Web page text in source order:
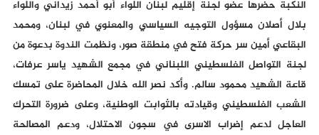
النكبة حضرها عضو لجنة إقليم لبنان اللواء أبو أحمد زيداني واللواء
بلال أصلان مسؤول التوجيه السياسي والمعنوي في لبنان، ومحمد
البقاعي أمين سر حركة فتح في منطقة صور، ونظمت الندوة بدعوة من
لجنة التواصل الفلسطيني اللبناني في مجمع الشهيد ياسر عرفات،
قاعة الشهيد محمود سالم. وأكد نصر الله خلال المحاضرة على تمسك
الشعب الفلسطيني وقيادته بالثوابت الوطنية، وعلى ضرورة التحرك
العاجل لدعم إضراب الاسرى في سجون الاحتلال، ودعم المصالحة